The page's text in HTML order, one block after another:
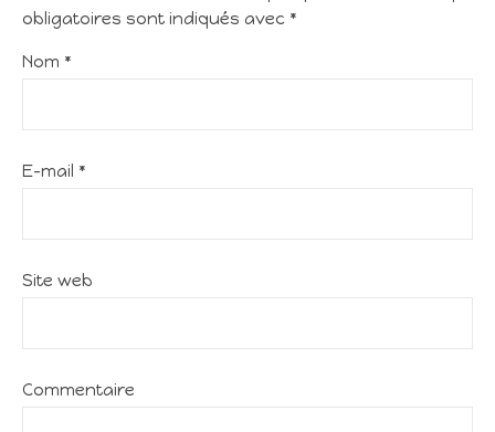
obligatoires sont indiqués avec *
Nom *
E-mail *
Site web
Commentaire